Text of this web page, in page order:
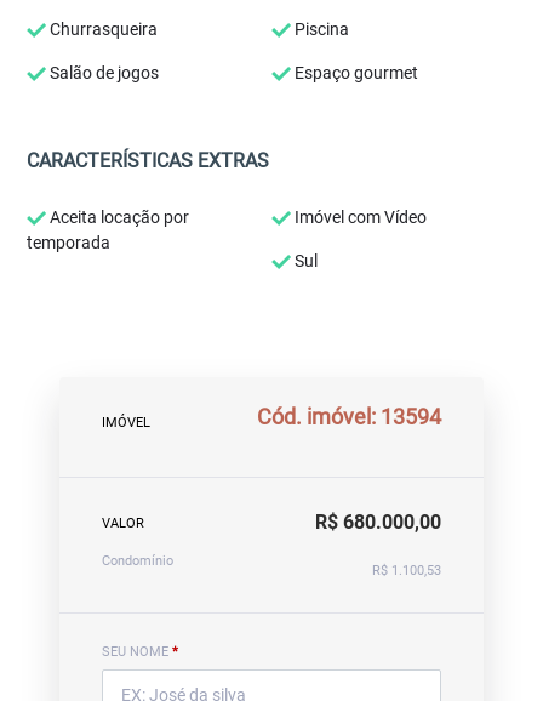
Churrasqueira Piscina
Salão de jogos Espaço gourmet
CARACTERÍSTICAS EXTRAS
Aceita locação por
temporada
Imóvel com Vídeo
Sul
IMÓVEL Cód. imóvel: 13594
VALOR R$ 680.000,00
Condomínio
R$ 1.100,53
SEU NOME *